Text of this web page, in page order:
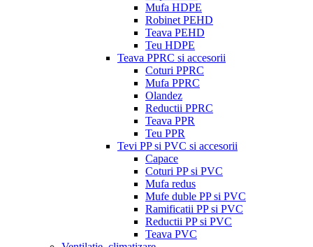
Mufa HDPE
Robinet PEHD
Teava PEHD
Teu HDPE
Teava PPRC si accesorii
Coturi PPRC
Mufa PPRC
Olandez
Reductii PPRC
Teava PPR
Teu PPR
Tevi PP si PVC si accesorii
Capace
Coturi PP si PVC
Mufa redus
Mufe duble PP si PVC
Ramificatii PP si PVC
Reductii PP si PVC
Teava PVC